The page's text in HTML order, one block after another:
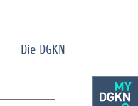
Die DGKN